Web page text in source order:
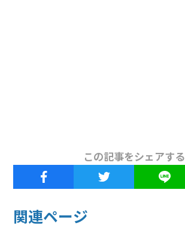
この記事をシェアする
関連ページ